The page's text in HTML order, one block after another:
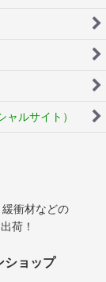
ルサイト）
衝材などの
荷！
ショップ